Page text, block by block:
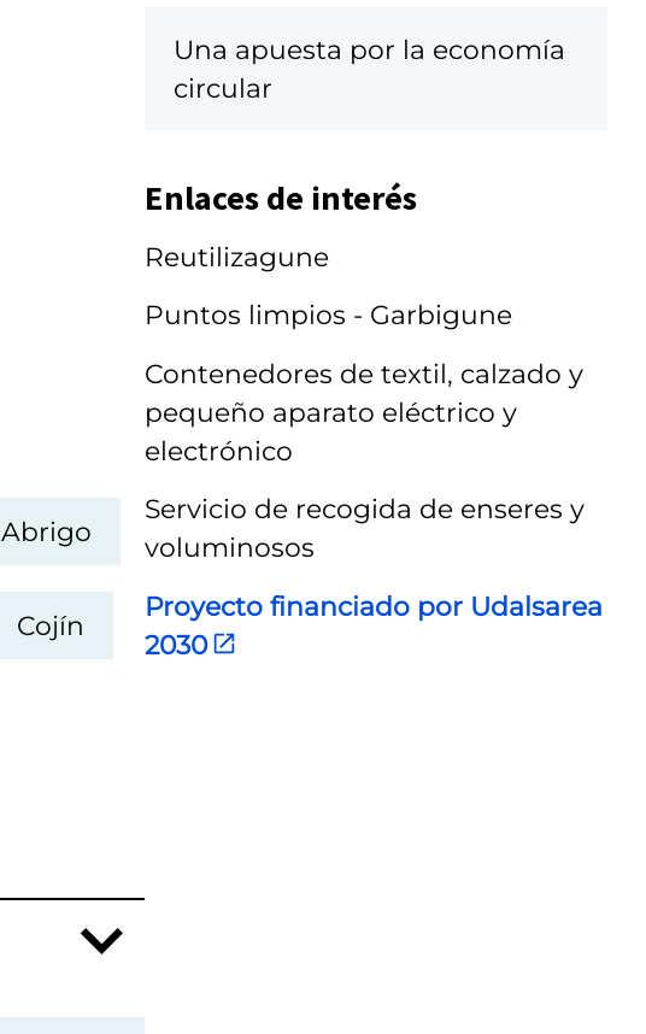
Abrigo
Cojín
Una apuesta por la economía
circular
Enlaces de interés
Reutilizagune
Puntos limpios - Garbigune
Contenedores de textil, calzado y
pequeño aparato eléctrico y
electrónico
Servicio de recogida de enseres y
voluminosos
Proyecto financiado por Udalsarea
2030